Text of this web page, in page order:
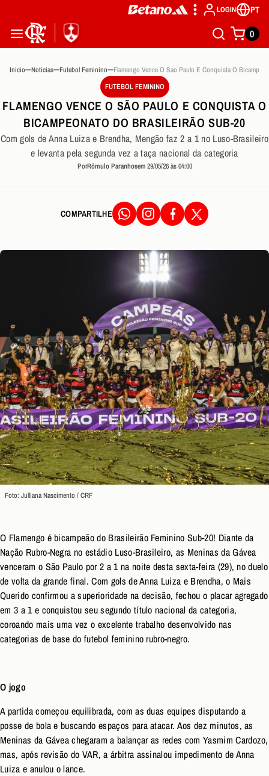
LOGIN PT
0
Inicio Noticias
Futebol Feminino
FUTEBOL FEMININO
FLAMENGO VENCE O SÃO PAULO E CONQUISTA O
BICAMPEONATO DO BRASILEIRÃO SUB-20
Com gols de Anna Luiza e Brendha, Mengão faz 2 a 1 no Luso-Brasileiro
e levanta pela segunda vez a taça nacional da categoria
PorRômulo Paranhosem 29/05/26 às 04:00
COMPARTILHE
Foto: Julliana Nascimento / CRF
O Flamengo é bicampeão do Brasileirão Feminino Sub-20! Diante da
Nação Rubro-Negra no estádio Luso-Brasileiro, as Meninas da Gávea
venceram o São Paulo por 2 a 1 na noite desta sexta-feira (29), no duelo
de volta da grande final. Com gols de Anna Luiza e Brendha, o Mais
Querido confirmou a superioridade na decisão, fechou o placar agregado
em 3 a 1 e conquistou seu segundo título nacional da categoria,
coroando mais uma vez o excelente trabalho desenvolvido nas
categorias de base do futebol feminino rubro-negro.
O jogo
A partida começou equilibrada, com as duas equipes disputando a
posse de bola e buscando espaços para atacar. Aos dez minutos, as
Meninas da Gávea chegaram a balançar as redes com Yasmim Cardozo,
mas, após revisão do VAR, a árbitra assinalou impedimento de Anna
Luiza e anulou o lance.